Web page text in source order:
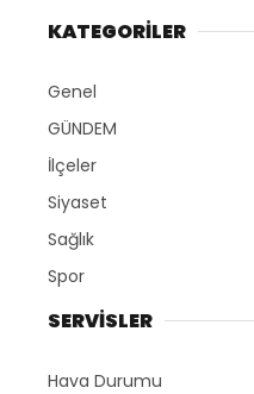
KATEGORİLER
Genel
GÜNDEM
İlçeler
Siyaset
Sağlık
Spor
SERVİSLER
Hava Durumu